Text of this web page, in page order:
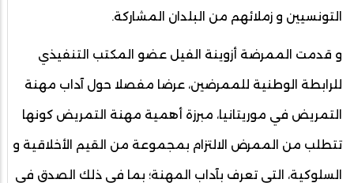
التونسيين و زملائهم من البلدان المشاركة.
و قدمت الممرضة أزوينة الفيل عضو المكتب التنفيذي
للرابطة الوطنية للممرضين، عرضا مفصلا حول آداب مهنة
التمريض في موريتانيا، مبرزة أهمية مهنة التمريض كونها
تتطلب من الممرض الالتزام بمجموعة من القيم الأخلاقية و
السلوكية، التي تعرف بآداب المهنة؛ بما في ذلك الصدق في